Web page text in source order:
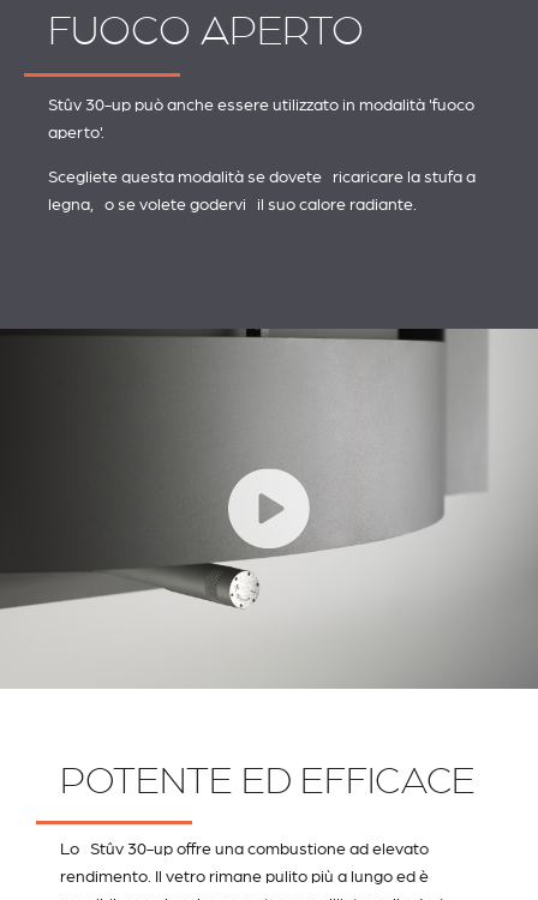
FUOCO APERTO
Stûv 30-up può anche essere utilizzato in modalità 'fuoco
aperto'.
Scegliete questa modalità se dovete ricaricare la stufa a
legna, o se volete godervi il suo calore radiante.
POTENTE ED EFFICACE
Lo Stûv 30-up offre una combustione ad elevato
rendimento. Il vetro rimane pulito più a lungo ed è